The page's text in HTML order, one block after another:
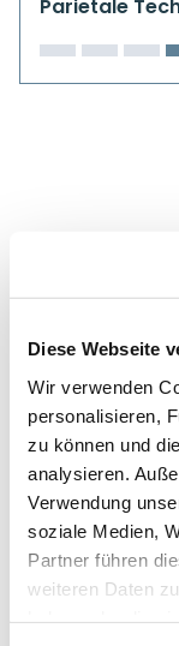
Diese Webseite
Wir verwenden
personalisieren,
zu können und
analysieren.
Verwendung
soziale Medien,
Partner führen
weiteren Daten
Parietale